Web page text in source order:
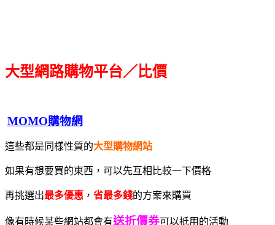
大型網路購物平台／比價
MOMO購物網
這些都是同樣性質的大型購物網站
如果有想要買的東西，可以先互相比較一下價格
再挑選出最多優惠 ， 省最多錢的方案來購買
像有時候某些網站都會有送折價券可以抵用的活動